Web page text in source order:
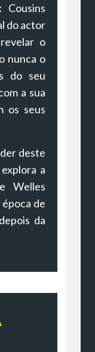
do actor
o
nunca o
do seu
a sua
os seus
deste
a
Welles
de
da